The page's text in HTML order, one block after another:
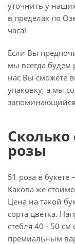
уточнить у
в пределах по
часа!
Если Вы
мы всегда будем
нас Вы сможете
упаковку, а мы
запоминающийся
Сколько
розы
51 роза в букете
Какова же
Цена на такой
сорта цветка.
стебля 40 - 50
премиальным